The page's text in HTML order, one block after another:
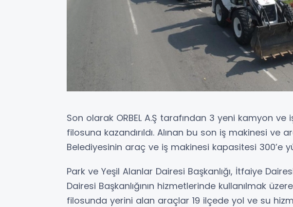
Son olarak ORBEL A.Ş tarafından 3 yeni kamyon
filosuna kazandırıldı. Alınan bu son iş makinesi ve
Belediyesinin araç ve iş makinesi kapasitesi 300’e
Park ve Yeşil Alanlar Dairesi Başkanlığı, İtfaiye
Dairesi Başkanlığının hizmetlerinde kullanılmak
filosunda yerini alan araçlar 19 ilçede yol ve su